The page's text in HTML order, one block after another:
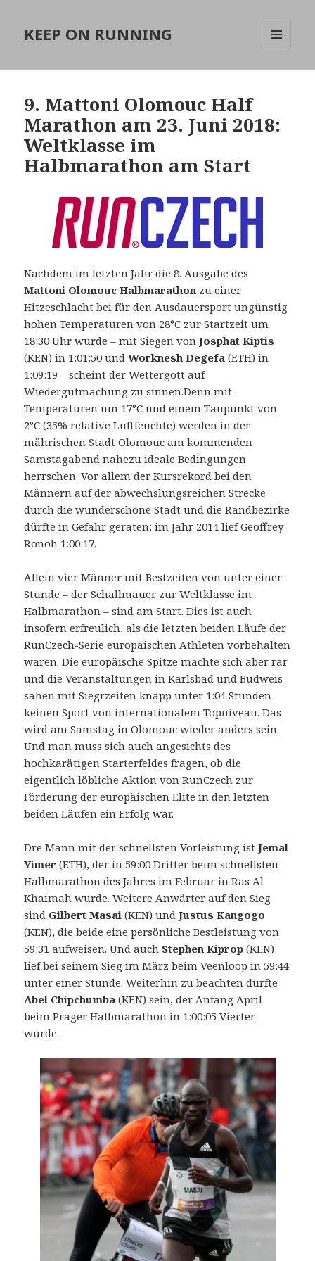
KEEP ON RUNNING
9. Mattoni Olomouc Half
Marathon am 23. Juni 2018:
Weltklasse im
Halbmarathon am Start
Nachdem im letzten Jahr die 8. Ausgabe des
Mattoni Olomouc Halbmarathon zu einer
Hitzeschlacht bei für den Ausdauersport ungünstig
hohen Temperaturen von 28°C zur Startzeit um
18:30 Uhr wurde – mit Siegen von Josphat Kiptis
(KEN) in 1:01:50 und Worknesh Degefa (ETH) in
1:09:19 – scheint der Wettergott auf
Wiedergutmachung zu sinnen.Denn mit
Temperaturen um 17°C und einem Taupunkt von
2°C (35% relative Luftfeuchte) werden in der
mährischen Stadt Olomouc am kommenden
Samstagabend nahezu ideale Bedingungen
herrschen. Vor allem der Kursrekord bei den
Männern auf der abwechslungsreichen Strecke
durch die wunderschöne Stadt und die Randbezirke
dürfte in Gefahr geraten; im Jahr 2014 lief Geoffrey
Ronoh 1:00:17.
Allein vier Männer mit Bestzeiten von unter einer
Stunde – der Schallmauer zur Weltklasse im
Halbmarathon – sind am Start. Dies ist auch
insofern erfreulich, als die letzten beiden Läufe der
RunCzech-Serie europäischen Athleten vorbehalten
waren. Die europäische Spitze machte sich aber rar
und die Veranstaltungen in Karlsbad und Budweis
sahen mit Siegrzeiten knapp unter 1:04 Stunden
keinen Sport von internationalem Topniveau. Das
wird am Samstag in Olomouc wieder anders sein.
Und man muss sich auch angesichts des
hochkarätigen Starterfeldes fragen, ob die
eigentlich löbliche Aktion von RunCzech zur
Förderung der europäischen Elite in den letzten
beiden Läufen ein Erfolg war.
Dre Mann mit der schnellsten Vorleistung ist Jemal
Yimer (ETH), der in 59:00 Dritter beim schnellsten
Halbmarathon des Jahres im Februar in Ras Al
Khaimah wurde. Weitere Anwärter auf den Sieg
sind Gilbert Masai (KEN) undJustus Kangogo
(KEN), die beide eine persönliche Bestleistung von
59:31 aufweisen. Und auch Stephen Kiprop (KEN)
lief bei seinem Sieg im März beim Veenloop in 59:44
unter einer Stunde. Weiterhin zu beachten dürfte
Abel Chipchumba (KEN) sein, der Anfang April
beim Prager Halbmarathon in 1:00:05 Vierter
wurde.